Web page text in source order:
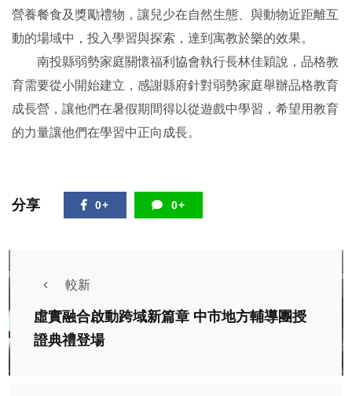
營養餐食及獎勵禮物，讓兒少在自然生態、與動物近距離互
動的場域中，投入學習與探索，達到寓教於樂的效果。
南投縣弱勢家庭關懷福利協會執行長林佳穎說，品格教
育需要從小開始建立，感謝縣府針對弱勢家庭舉辦品格教育
成長營，讓他們在暑假期間得以從遊戲中學習，希望用教育
的力量讓他們在學習中正向成長。
分享 0+ 0+
較新
虛實融合啟動跨域新篇章 中市地方輔導團授
證典禮登場